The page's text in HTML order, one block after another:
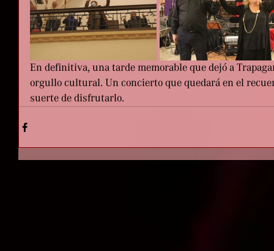
En definitiva, una tarde memorable que dejó a
orgullo cultural. Un concierto que quedará en el
suerte de disfrutarlo.